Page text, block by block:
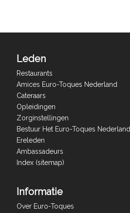
Leden
Restaurants
Amices Euro-Toques Nederland
Cateraars
Opleidingen
Zorginstellingen
Bestuur Het Euro-Toques Nederland
Ereleden
Ambassadeurs
Index (sitemap)
Informatie
Over Euro-Toques